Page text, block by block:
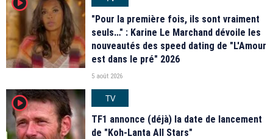
"Pour la première fois, ils sont vraiment
seuls…" : Karine Le Marchand dévoile les
nouveautés des speed dating de "L'Amour
est dans le pré" 2026
5 août 2026
player2
TV
TF1 annonce (déjà) la date de lancement
de "Koh-Lanta All Stars"